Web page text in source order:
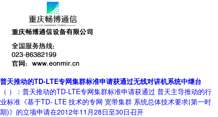
普天推动的TD-LTE专网集群标准申请获通过无线对讲机系统中继台
（ ）：普天推动的TD-LTE专网集群标准申请获通过 普天主导推动的行
业标准《基于TD- LTE 技术的专网 宽带集群 系统总体技术要求(第一时
期)》的立项申请在2012年11月28日至30日召开